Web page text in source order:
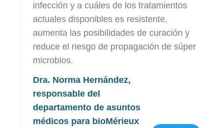
infección y a cuáles de los tratamientos
actuales disponibles es resistente,
aumenta las posibilidades de curación y
reduce el riesgo de propagación de súper
microbios.
Dra. Norma Hernández,
responsable del
departamento de asuntos
médicos para bioMérieux